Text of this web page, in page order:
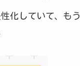
化していて、もう